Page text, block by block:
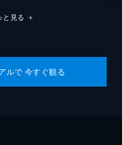
と見る ＋
ルで 今すぐ観る